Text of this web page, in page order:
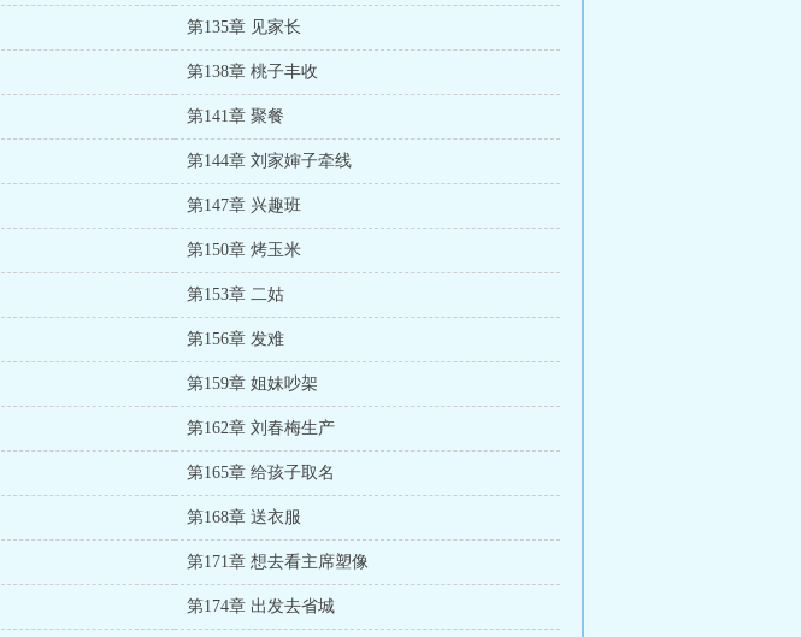
第135章 见家长
第138章 桃子丰收
第141章 聚餐
第144章 刘家婶子牵线
第147章 兴趣班
第150章 烤玉米
第153章 二姑
第156章 发难
第159章 姐妹吵架
第162章 刘春梅生产
第165章 给孩子取名
第168章 送衣服
第171章 想去看主席塑像
第174章 出发去省城